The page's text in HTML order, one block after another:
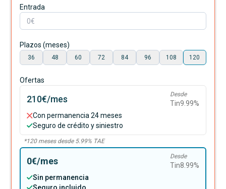
Entrada
Plazos (meses)
36 48 60 72 84 96 108 120
Ofertas
210€/mes Desde
Tin9.99%
Con permanencia 24 meses
Seguro de crédito y siniestro
*120meses desde 5.99% TAE
0€/mes Desde
Tin8.99%
Sin permanencia